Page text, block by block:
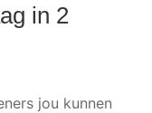
in 2
jou kunnen